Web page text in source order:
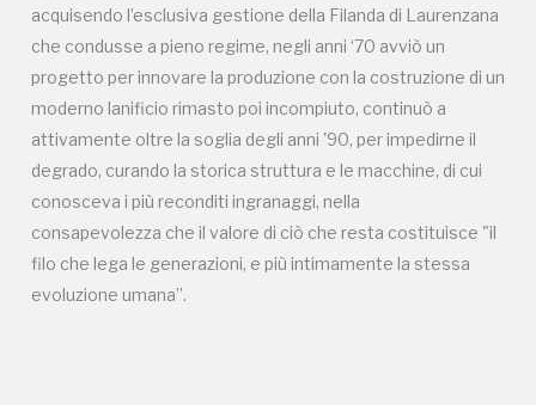
acquisendo l’esclusiva gestione della Filanda di Laurenzana
che condusse a pieno regime, negli anni ‘70 avviò un
progetto per innovare la produzione con la costruzione di un
moderno lanificio rimasto poi incompiuto, continuò a
attivamente oltre la soglia degli anni '90, per impedirne il
degrado, curando la storica struttura e le macchine, di cui
conosceva i più reconditi ingranaggi, nella
consapevolezza che il valore di ciò che resta costituisce "il
filo che lega le generazioni, e più intimamente la stessa
evoluzione umana”.
Tutto questo non
sarebbe possibile
senza di te